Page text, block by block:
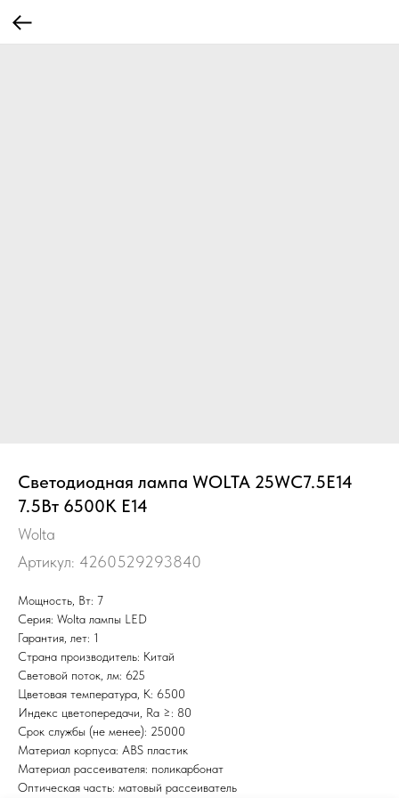
Светодиодная лампа WOLTA 25WC7.5E14
7.5Вт 6500K E14
Wolta
Артикул: 4260529293840
Мощность, Вт: 7
Серия: Wolta лампы LED
Гарантия, лет: 1
Страна производитель: Китай
Световой поток, лм: 625
Цветовая температура, К: 6500
Индекс цветопередачи, Ra ≥: 80
Срок службы (не менее): 25000
Материал корпуса: ABS пластик
Материал рассеивателя: поликарбонат
Оптическая часть: матовый рассеиватель